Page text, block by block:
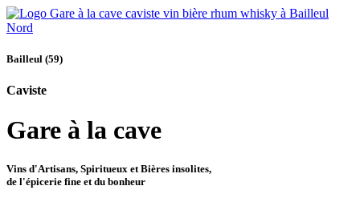
Bailleul (59)
Caviste
Gare à la cave
Vins d'Artisans, Spiritueux et Bières insolites,
de l'épicerie fine et du bonheur